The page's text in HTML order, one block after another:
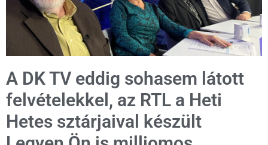
A DK TV eddig sohasem látott
felvételekkel, az RTL a Heti
Hetes sztárjaival készült